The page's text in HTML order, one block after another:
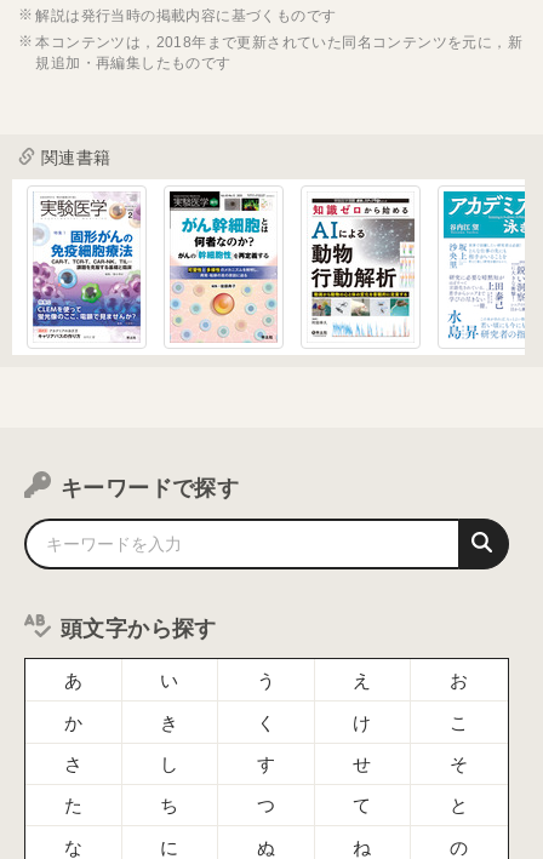
解説は発行当時の掲載内容に基づくものです
本コンテンツは，2018年まで更新されていた同名コンテンツを元に，新
規追加・再編集したものです
関連書籍
キーワードで探す
頭文字から探す
あ い う え お
か き く け こ
さ し す せ そ
た ち つ て と
な に ぬ ね の